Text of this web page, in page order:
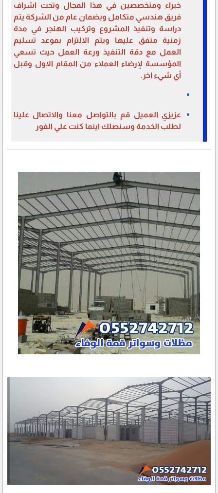
خبراء ومتخصصين في هذا المجال وتحت اشراف
فريق هندسي متكامل وبضمان عام من الشركة يتم
دراسة وتنفيذ المشروع وتركيب الهنجر في مدة
زمنية متفق عليها ويتم الالتزام بموعد تسليم
العمل مع دقة التنفيذ ورعة العمل حيث تسعي
المؤسسة لإرضاء العملاء من المقام الاول وقبل
أي شيء اخر.
عزيزي العميل قم بالتواصل معنا والاتصال علينا
لطلب الخدمة وسنصلك اينما كنت علي الفور